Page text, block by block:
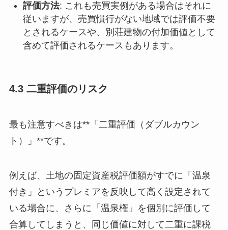
評価方法: これも売買実例がある場合はそれに
従いますが、売買慣行がない地域では評価不要
とされるケースや、別荘建物の付加価値として
含めて評価されるケースもあります。
4.3 二重評価のリスク
最も注意すべきは**「二重評価（ダブルカウン
ト）」**です。
例えば、土地の固定資産税評価額がすでに「温泉
付き」というプレミアを反映して高く設定されて
いる場合に、さらに「温泉権」を個別に評価して
合算してしまうと、同じ価値に対して二重に課税